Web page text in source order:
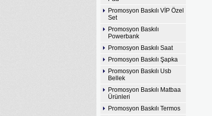
Promosyon Baskılı VİP Özel
Set
Promosyon Baskılı
Powerbank
Promosyon Baskılı Saat
Promosyon Baskılı Şapka
Promosyon Baskılı Usb
Bellek
Promosyon Baskılı Matbaa
Ürünleri
Promosyon Baskılı Termos